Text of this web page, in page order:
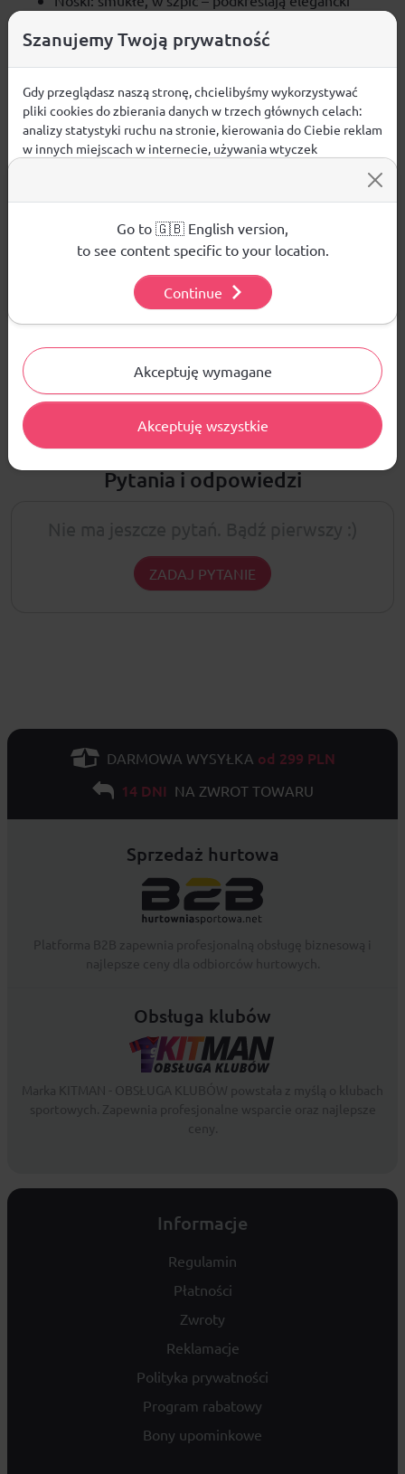
Detal: metalowe logo „Karl” w srebrnym kolorze –
ikoniczny akcent rozpoznawalny na pierwszy rzut
oka.
Zapięcie: brak – model typu pull-on, łatwy do
założenia.
Do butów dołączony jest worek tekstylny, który
Opinie
ŚREDNIA OCENA:
Nie ma jeszcze żadnej recenzji produktu
Pytania i odpowiedzi
ZADAJ PYTANIE
DARMOWA WYSYŁKA od 299 PLN
14 DNI NA ZWROT TOWARU
Sprzedaż hurtowa
Obsługa klubów
Informacje
Regulamin
Płatności
Zwroty
Reklamacje
Polityka prywatności
Program rabatowy
Bony upominkowe
Szanujemy Twoją prywatność
Gdy przeglądasz naszą stronę, chcielibyśmy wykorzystywać
pliki cookies do zbierania danych w trzech głównych celach:
analizy statystyki ruchu na stronie, kierowania do Ciebie reklam
w innych miejscach w internecie, używania wtyczek
używanych plików cookies.
Aby dowiedzieć się więcej o plikach cookie i tym, jak
wykorzystujemy Twoje dane, odwiedź naszą Polityką
Akceptuję wymagane
Akceptuję wszystkie
Go to 🇬🇧 English version,
to see content specific to your location.
Continue